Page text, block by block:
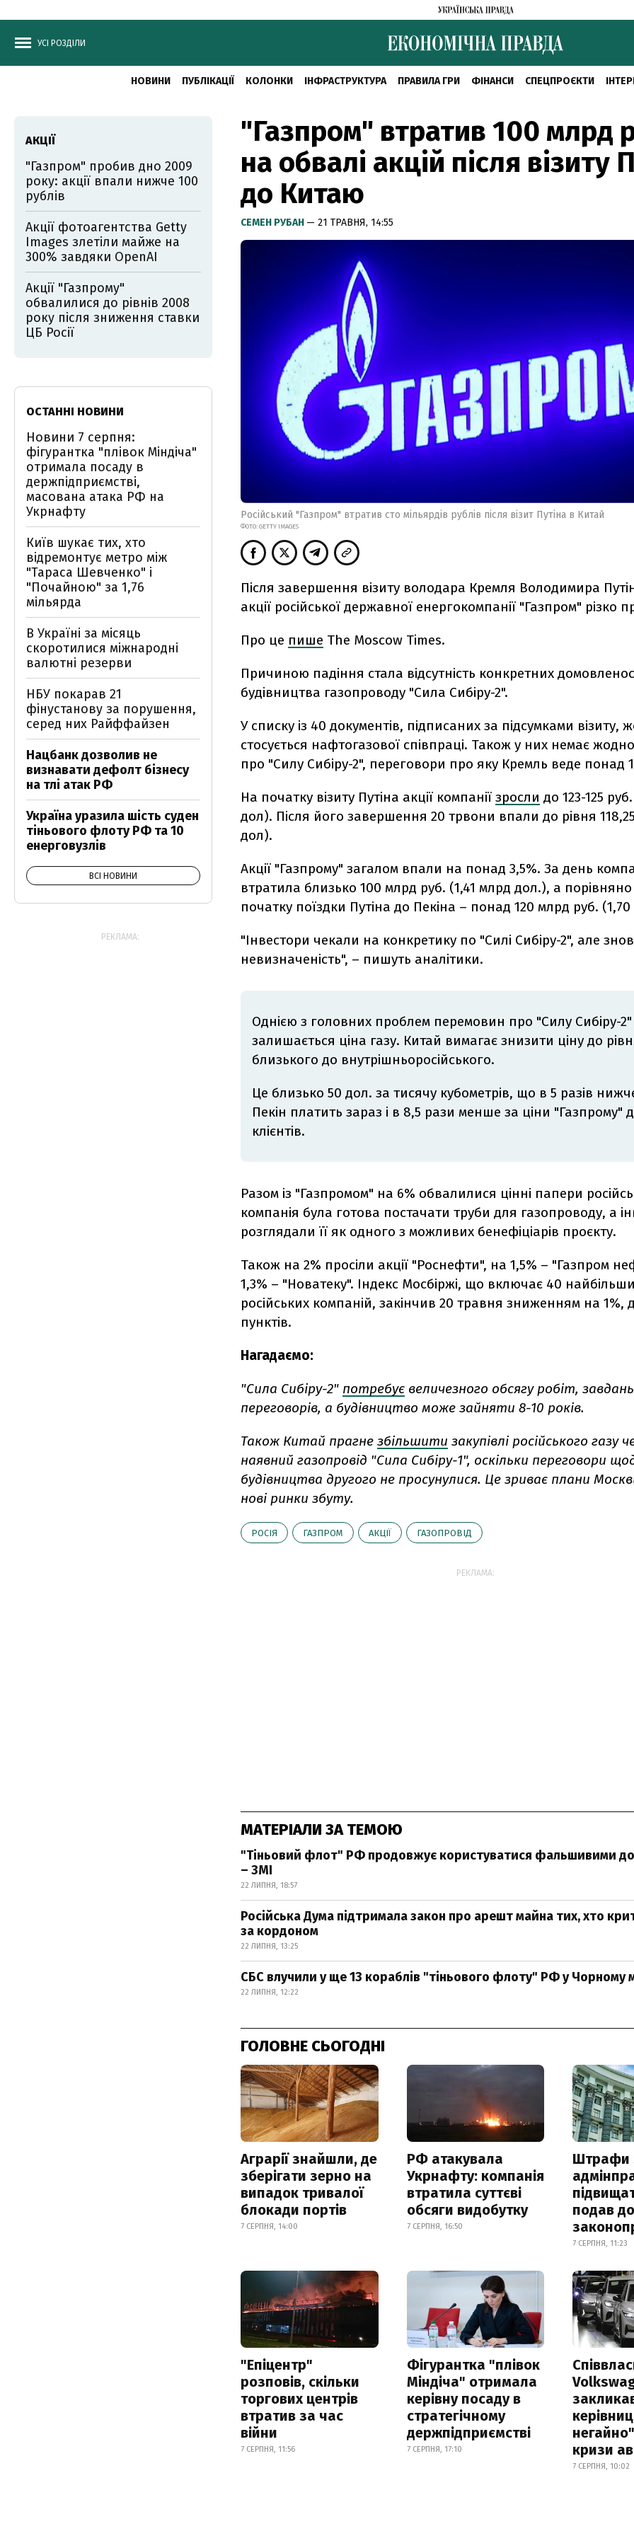
УСІ РОЗДІЛИ
НОВИНИ ПУБЛІКАЦІЇ КОЛОНКИ ІНФРАСТРУКТУРА ПРАВИЛА ГРИ ФІНАНСИ СПЕЦПРОЄКТИ
"Газпром" втратив 100 млрд
на обвалі акцій після візиту
до Китаю
СЕМЕН РУБАН — 21 ТРАВНЯ, 14:55
Російський "Газпром" втратив сто мільярдів рублів після візит Путіна в Китай
ФОТО: GETTY IMAGES
Після завершення візиту володара Кремля Володимира
акції російської державної енергокомпанії "Газпром" різко
Про це пише The Moscow Times.
Причиною падіння стала відсутність конкретних
будівництва газопроводу "Сила Сибіру-2".
У списку із 40 документів, підписаних за підсумками візиту,
стосується нафтогазової співпраці. Також у них немає
про "Силу Сибіру-2", переговори про яку Кремль веде понад
На початку візиту Путіна акції компанії зросли до 123-125
дол). Після його завершення 20 трвони впали до рівня
дол).
Акції "Газпрому" загалом впали на понад 3,5%. За день
втратила близько 100 млрд руб. (1,41 млрд дол.), а порівняно
початку поїздки Путіна до Пекіна – понад 120 млрд руб.
"Інвестори чекали на конкретику по "Силі Сибіру-2", але
невизначеність", – пишуть аналітики.
Однією з головних проблем перемовин про "Силу Сибіру-2"
залишається ціна газу. Китай вимагає знизити ціну до
близького до внутрішньоросійського.
Це близько 50 дол. за тисячу кубометрів, що в 5 разів
Пекін платить зараз і в 8,5 рази менше за ціни "Газпрому"
клієнтів.
Разом із "Газпромом" на 6% обвалилися цінні папери
компанія була готова постачати труби для газопроводу, а
розглядали її як одного з можливих бенефіціарів проєкту.
Також на 2% просіли акції "Роснефти", на 1,5% – "Газпром
1,3% – "Новатеку". Індекс Мосбіржі, що включає 40
російських компаній, закінчив 20 травня зниженням на 1%,
пунктів.
Нагадаємо:
"Сила Сибіру-2" потребує величезного обсягу робіт, завдань
переговорів, а будівництво може зайняти 8-10 років.
Також Китай прагне збільшити закупівлі російського газу
наявний газопровід "Сила Сибіру-1", оскільки переговори
будівництва другого не просунулися. Це зриває плани
нові ринки збуту.
РОСІЯ ГАЗПРОМ АКЦІЇ ГАЗОПРОВІД
РЕКЛАМА:
МАТЕРІАЛИ ЗА ТЕМОЮ
"Тіньовий флот" РФ продовжує користуватися фальшивими
– ЗМІ
22 ЛИПНЯ, 18:57
Російська Дума підтримала закон про арешт майна тих, хто
за кордоном
22 ЛИПНЯ, 13:25
СБС влучили у ще 13 кораблів "тіньового флоту" РФ у Чорному
22 ЛИПНЯ, 12:22
ГОЛОВНЕ СЬОГОДНІ
Аграрії знайшли, де
зберігати зерно на
випадок тривалої
блокади портів
7 СЕРПНЯ, 14:00
РФ атакувала
Укрнафту: компанія
втратила суттєві
обсяги видобутку
7 СЕРПНЯ, 16:50
Штрафи
подав
7 СЕРПНЯ, 11:23
"Епіцентр"
розповів, скільки
торгових центрів
втратив за час
війни
7 СЕРПНЯ, 11:56
Фігурантка "плівок
Міндіча" отримала
керівну посаду в
стратегічному
держпідприємстві
7 СЕРПНЯ, 17:10
кризи
7 СЕРПНЯ, 10:02
АКЦІЇ
"Газпром" пробив дно 2009
року: акції впали нижче 100
рублів
Акції фотоагентства Getty
Images злетіли майже на
300% завдяки OpenAI
Акції "Газпрому"
обвалилися до рівнів 2008
року після зниження ставки
ЦБ Росії
ОСТАННІ НОВИНИ
Новини 7 серпня:
фігурантка "плівок Міндіча"
отримала посаду в
держпідприємстві,
масована атака РФ на
Укрнафту
Київ шукає тих, хто
відремонтує метро між
"Тараса Шевченко" і
"Почайною" за 1,76
мільярда
В Україні за місяць
скоротилися міжнародні
валютні резерви
НБУ покарав 21
фінустанову за порушення,
серед них Райффайзен
Нацбанк дозволив не
визнавати дефолт бізнесу
на тлі атак РФ
Україна уразила шість суден
тіньового флоту РФ та 10
енерговузлів
ВСІ НОВИНИ
РЕКЛАМА: